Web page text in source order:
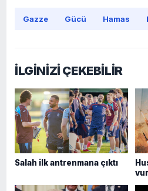
Gazze Gücü Hamas
İLGİNİZİ ÇEKEBİLİR
Salah ilk antrenmana çıktı